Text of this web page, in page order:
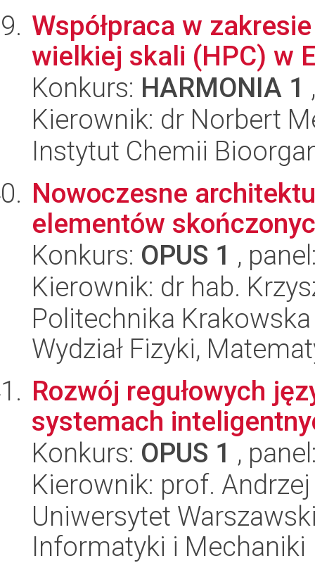
Współpraca w
wielkiej skali (HPC) w
Konkurs: HARMONIA 1
Kierownik: dr Norbert
Instytut Chemii
Nowoczesne
elementów
Konkurs: OPUS 1 ,
Kierownik: dr hab.
Politechnika
Wydział Fizyki,
Rozwój regułowych
systemach
Konkurs: OPUS 1 ,
Kierownik: prof. Andrzej
Uniwersytet
Informatyki i Mechaniki